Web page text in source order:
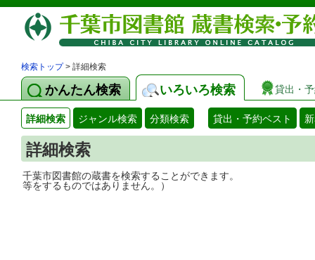
検索トップ> 詳細検索
かんたん検索 いろいろ検索 貸出・
詳細検索 ジャンル検索 分類検索 貸出・予約ベスト
詳細検索
千葉市図書館の蔵書を検索することがで
等をするものではありません。）